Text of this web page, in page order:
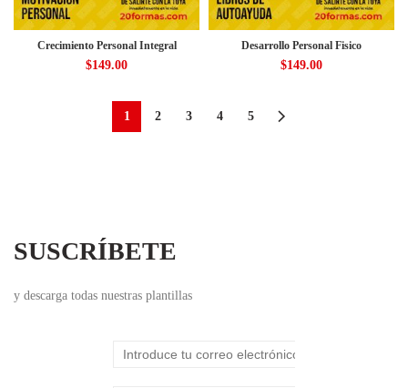
Crecimiento Personal Integral
$149.00
Desarrollo Personal Fisico
$149.00
1 2 3 4 5
SUSCRÍBETE
y descarga todas nuestras plantillas